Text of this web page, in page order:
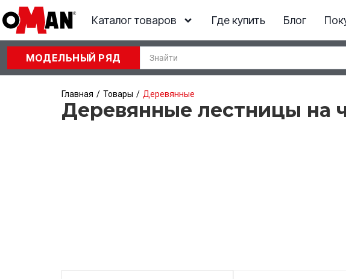
Каталог товаров Где купить Блог
МОДЕЛЬНЫЙ РЯД
Главная / Товары / Деревянные
Деревянные лестницы на